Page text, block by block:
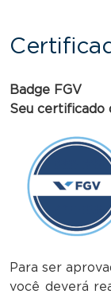
Badge FGV
Seu certificado
Para ser
você deverá